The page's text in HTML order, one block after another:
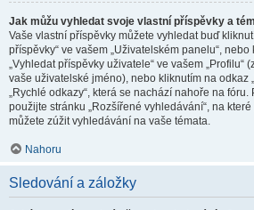
Jak můžu vyhledat svoje vlastní příspěvky a
Vaše vlastní příspěvky můžete vyhledat buď
příspěvky“ ve vašem „Uživatelském panelu“,
„Vyhledat příspěvky uživatele“ ve vašem „Profilu“
vaše uživatelské jméno), nebo kliknutím na odkaz
„Rychlé odkazy“, která se nachází nahoře na
použijte stránku „Rozšířené vyhledávání“, na
můžete zúžit vyhledávání na vaše témata.
Nahoru
Sledování a záložky